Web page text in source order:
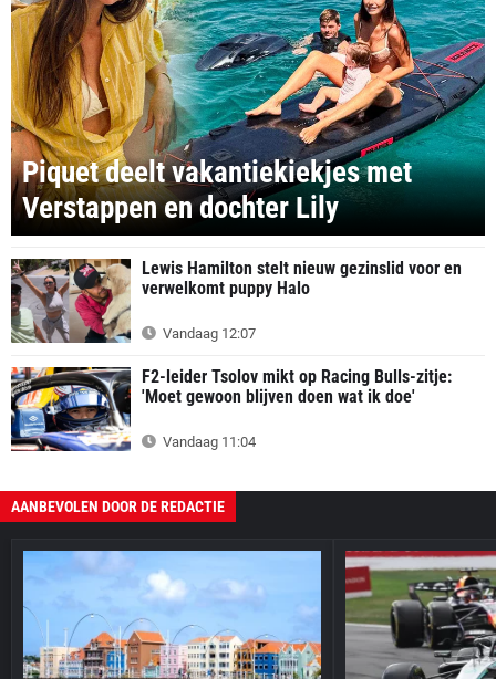
Piquet deelt vakantiekiekjes met
Verstappen en dochter Lily
Lewis Hamilton stelt nieuw gezinslid voor en
verwelkomt puppy Halo
Vandaag 12:07
F2-leider Tsolov mikt op Racing Bulls-zitje:
'Moet gewoon blijven doen wat ik doe'
Vandaag 11:04
AANBEVOLEN DOOR DE REDACTIE